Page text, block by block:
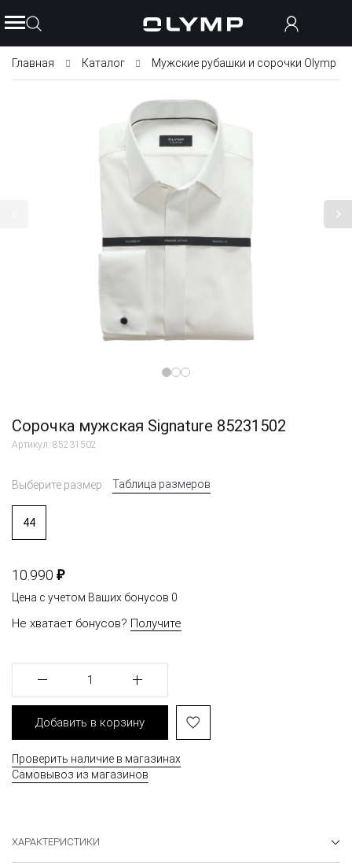
Главная Каталог Мужские рубашки и сорочки Olymp
Сорочка мужская Signature 85231502
Артикул: 85231502
Выберите размер: Таблица размеров
44
10.990 ₽
Цена с учетом Ваших бонусов 0
Не хватает бонусов? Получите
1
Добавить в корзину
Проверить наличие в магазинах
Самовывоз из магазинов
ХАРАКТЕРИСТИКИ